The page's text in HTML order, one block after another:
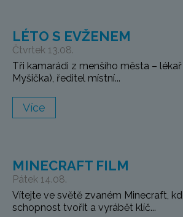
LÉTO S EVŽENEM
Čtvrtek 13.08.
Tři kamarádi z menšího města –
Myšička), ředitel místní...
Více
MINECRAFT FILM
Pátek 14.08.
Vítejte ve světě zvaném Minecraft,
schopnost tvořit a vyrábět klíč...